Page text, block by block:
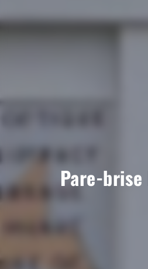
Pare-brise